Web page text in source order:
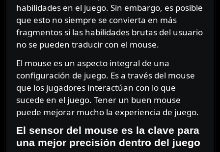
habilidades en el juego. Sin embargo, es posible
que esto no siempre se convierta en más
fragmentos si las habilidades brutas del usuario
no se pueden traducir con el mouse.
El mouse es un aspecto integral de una
configuración de juego. Es a través del mouse
que los jugadores interactúan con lo que
sucede en el juego. Tener un buen mouse
puede mejorar mucho la experiencia de juego.
El sensor del mouse es la clave para
una mejor precisión dentro del juego